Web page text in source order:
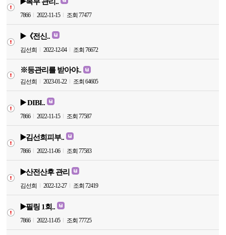
▶️복부 관리..
7866 2022-11-15 조회 77477
▶️《전신..
김선희 2022-12-04 조회 76672
※등관리를 받아야..
김선희 2023-01-22 조회 64605
▶️ DIBI..
7866 2022-11-15 조회 77587
▶️김선희피부..
7866 2022-11-06 조회 77583
▶️산전산후 관리
김선희 2022-12-27 조회 72419
▶️필링 1회..
7866 2022-11-05 조회 77725